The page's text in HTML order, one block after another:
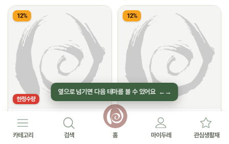
12%
한정수량
선농생활 후기 1
순살통족발(400g)
12%
(주)네니아 ★5.0
유기농 딸기 쉐이크
카테고리 검색 홈 마이두레 관심생활재
옆으로 넘기면 다음 테마를 볼 수 있어요 ←→